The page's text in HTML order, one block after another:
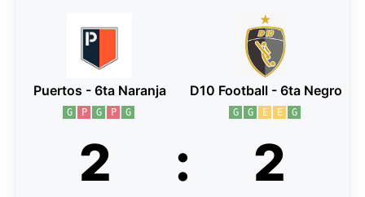
Puertos - 6ta Naranja
G P G P G
2 : 2
D10 Football - 6ta Negro
G G E E G